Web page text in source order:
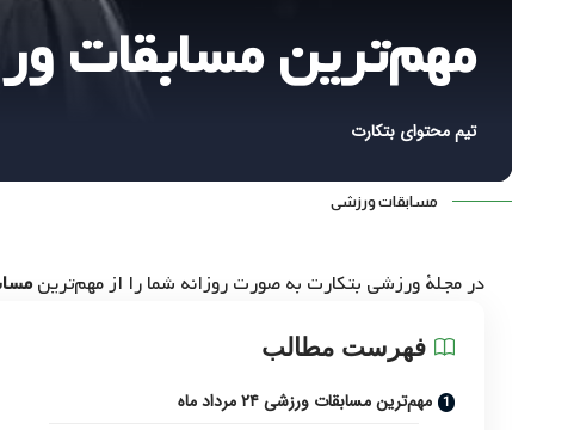
مهم‌ترین مسابقات ورزشی ۲۴ مرداد در
تیم محتوای بتکارت
مسابقات ورزشی
در مجلۀ ورزشی بتکارت به صورت روزانه شما را از مهم‌ترین
فهرست مطالب
مهم‌ترین مسابقات ورزشی ۲۴ مرداد ماه